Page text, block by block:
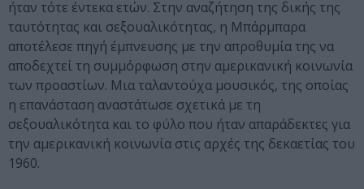
ήταν τότε έντεκα ετών. Στην αναζήτηση της δικής της
ταυτότητας και σεξουαλικότητας, η Μπάρμπαρα
αποτέλεσε πηγή έμπνευσης με την απροθυμία της να
αποδεχτεί τη συμμόρφωση στην αμερικανική κοινωνία
των προαστίων. Μια ταλαντούχα μουσικός, της οποίας
η επανάσταση αναστάτωσε σχετικά με τη
σεξουαλικότητα και το φύλο που ήταν απαράδεκτες για
την αμερικανική κοινωνία στις αρχές της δεκαετίας του
1960.